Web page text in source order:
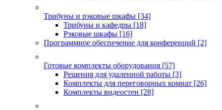
Трибуны и рэковые шкафы [34]
Трибуны и кафедры [18]
Рэковые шкафы [16]
Программное обеспечение для конференций [2]
Готовые комплекты оборудования [57]
Решения для удаленной работы [3]
Комплекты для переговорных комнат [26]
Комплекты видеостен [28]